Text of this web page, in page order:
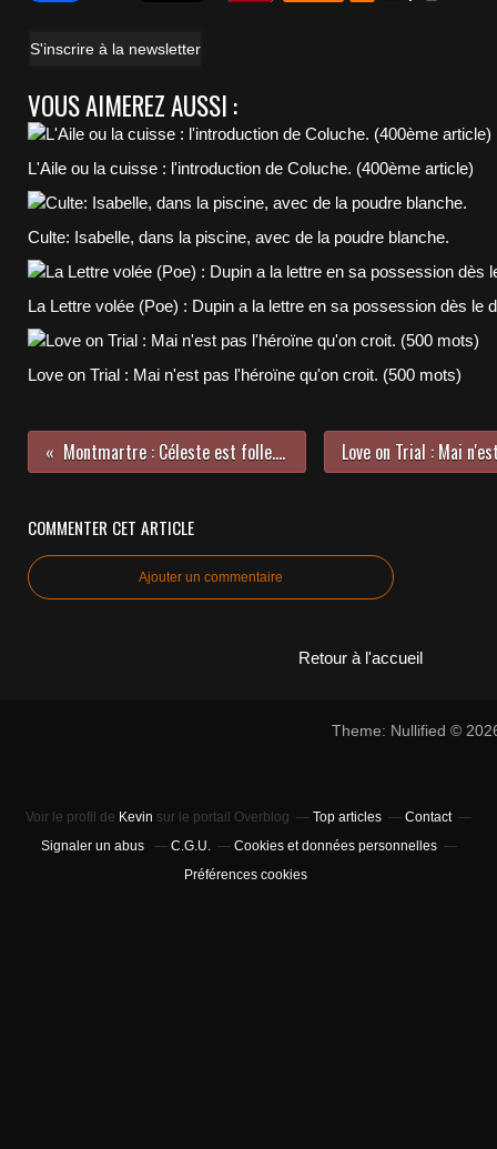
S'inscrire à la newsletter
VOUS AIMEREZ AUSSI :
L'Aile ou la cuisse : l'introduction de Coluche. (400ème article)
Culte: Isabelle, dans la piscine, avec de la poudre blanche.
La Lettre volée (Poe) : Dupin a la lettre en sa possession dès le
Love on Trial : Mai n'est pas l'héroïne qu'on croit. (500 mots)
Montmartre : Céleste est folle. (700 mots)
COMMENTER CET ARTICLE
Ajouter un commentaire
Retour à l'accueil
Theme: Nullified ©
Voir le profil de Kevin sur le portail Overblog Top articles
Contact
Signaler un abus
C.G.U.
Cookies et données personnelles
Préférences cookies